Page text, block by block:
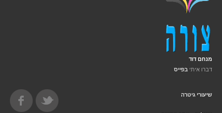
מנחם דוד
דברו איתי בפייס
שיעורי גיטרה